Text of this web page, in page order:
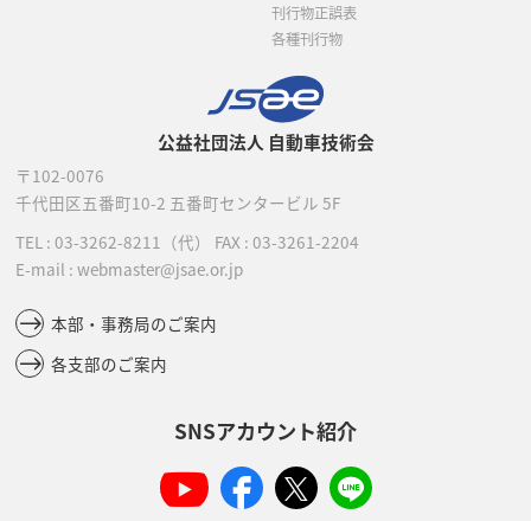
公益社団法人 自動車技術会
〒102-0076
千代田区五番町10-2 五番町センタービル 5F
TEL : 03-3262-8211 （代） FAX : 03-3261-2204
E-mail : webmaster@jsae.or.jp
本部・事務局のご案内
各支部のご案内
SNSアカウント紹介
刊行物正誤表
各種刊行物